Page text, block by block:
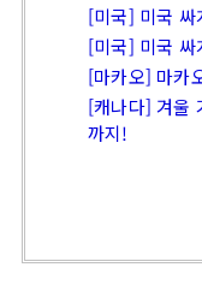
[미국] 미국 싸
[미국] 미국 싸
[마카오] 마카
[캐나다] 겨울
까지!